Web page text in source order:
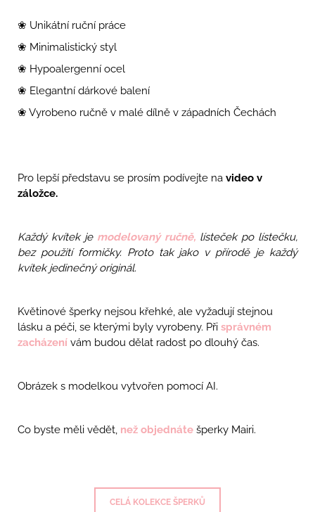
❀ Unikátní ruční práce
❀ Minimalistický styl
❀ Hypoalergenní ocel
❀ Elegantní dárkové balení
❀ Vyrobeno ručně v malé dílně v západních Čechách
Pro lepší představu se prosím podívejte na video v
záložce.
Každý kvítek je modelovaný ručně, lísteček po lístečku,
bez použití formičky. Proto tak jako v přírodě je každý
kvítek jedinečný originál.
Květinové šperky nejsou křehké, ale vyžadují stejnou
lásku a péči, se kterými byly vyrobeny. Při správném
zacházení vám budou dělat radost po dlouhý čas.
Obrázek s modelkou vytvořen pomocí AI.
Co byste měli vědět, než objednáte šperky Mairi.
CELÁ KOLEKCE ŠPERKŮ